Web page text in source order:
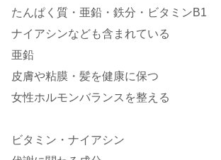
たんぱく質・亜鉛・鉄分・ビタミンB1
ナイアシンなども含まれている
亜鉛
皮膚や粘膜・髪を健康に保つ
女性ホルモンバランスを整える
ビタミン・ナイアシン